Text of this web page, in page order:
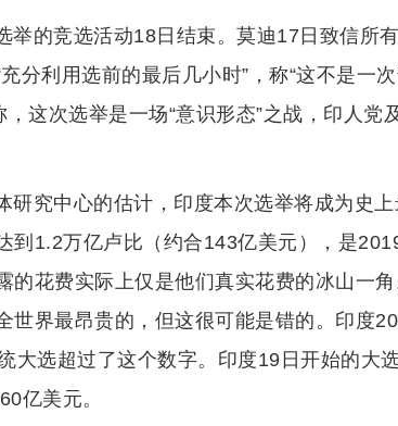
举的竞选活动18日结束。莫迪17日致信所
分利用选前的最后几小时”，称“这不是一
这次选举是一场“意识形态”之战，印人党
研究中心的估计，印度本次选举将成为史
到1.2万亿卢比（约合143亿美元），是
的花费实际上仅是他们真实花费的冰山一
世界最昂贵的，但这很可能是错的。印度
大选超过了这个数字。印度19日开始的大
亿美元。